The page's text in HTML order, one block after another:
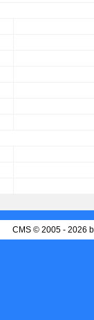
CMS © 2005 - 2026